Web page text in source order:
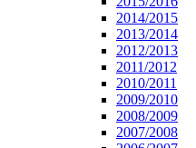
2014/2015
2013/2014
2012/2013
2011/2012
2010/2011
2009/2010
2008/2009
2007/2008